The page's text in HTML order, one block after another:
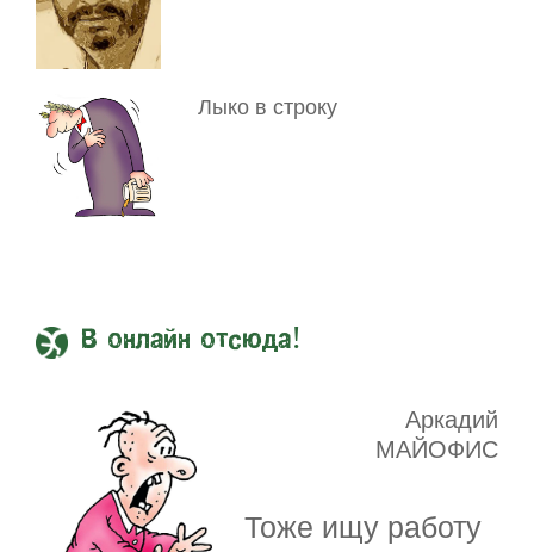
Лыко в строку
В онлайн отсюда!
Аркадий
МАЙОФИС
Тоже ищу работу